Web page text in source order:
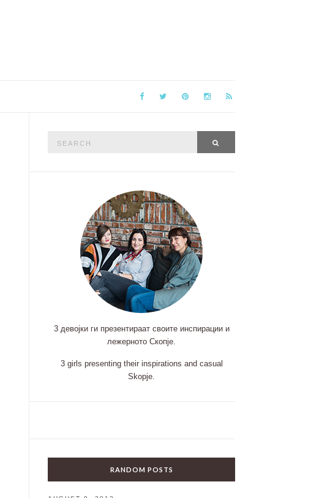
3 девојки ги презентираат своите инспирации и
лежерното Скопје.
3 girls presenting their inspirations and casual
Skopje.
RANDOM POSTS